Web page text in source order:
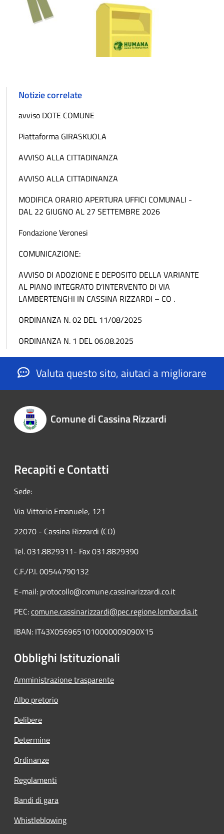
Notizie correlate
avviso DOTE COMUNE
Piattaforma GIRASKUOLA
AVVISO ALLA CITTADINANZA
AVVISO ALLA CITTADINANZA
MODIFICA ORARIO APERTURA UFFICI COMUNALI -
DAL 22 GIUGNO AL 27 SETTEMBRE 2026
Fondazione Veronesi
COMUNICAZIONE:
AVVISO DI ADOZIONE E DEPOSITO DELLA VARIANTE
AL PIANO INTEGRATO D’INTERVENTO DI VIA
LAMBERTENGHI IN CASSINA RIZZARDI – CO .
ORDINANZA N. 02 DEL 11/08/2025
ORDINANZA N. 1 DEL 06.08.2025
Valuta questo sito, aiutaci a migliorare
Comune di Cassina Rizzardi
Recapiti e Contatti
Sede:
Via Vittorio Emanuele, 121
22070 - Cassina Rizzardi (CO)
Tel. 031.8829311- Fax 031.8829390
C.F./P.I. 00544790132
E-mail: protocollo@comune.cassinarizzardi.co.it
PEC:comune.cassinarizzardi@pec.regione.lombardia.it
IBAN: IT43X0569651010000009090X15
Obblighi Istituzionali
Amministrazione trasparente
Albo pretorio
Delibere
Determine
Ordinanze
Regolamenti
Bandi di gara
Whistleblowing